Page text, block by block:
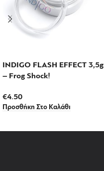
INDIGO FLASH EFFECT 3,5g
– Frog Shock!
€4.50
Προσθήκη Στο Καλάθι